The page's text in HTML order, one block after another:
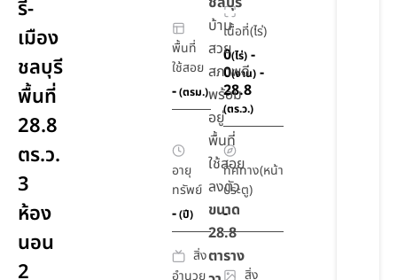
รี-
เมือง
ชลบุรี
พื้นที่
28.8
ตร.ว.
3
ห้อง
นอน
2
พื้นที่
ใช้สอย
-(ตรม.)
เนื้อที่(ไร่)
0(ไร่) -
0(งาน) -
28.8
(ตร.ว.)
อายุ
ทรัพย์
-(ปี)
ทิศทาง(หน้า
ประตู)
-
สิ่ง
อำนวย
สิ่ง
บ้าน
สวย
สภาพดี
พร้อม
อยู่
พื้นที่
ใช้สอย
ลงตัว
ขนาด
28.8
ตาราง